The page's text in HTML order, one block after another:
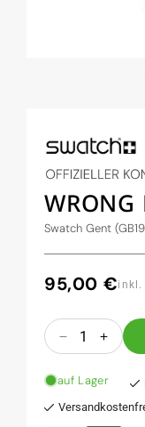
WRONG
Swatch Gent
Normaler
95,00 €inkl.
Anzahl
Verringere
Menge
für
Erhöhe
für
auf Lager